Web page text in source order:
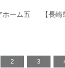
ホーム五
【長
2 3